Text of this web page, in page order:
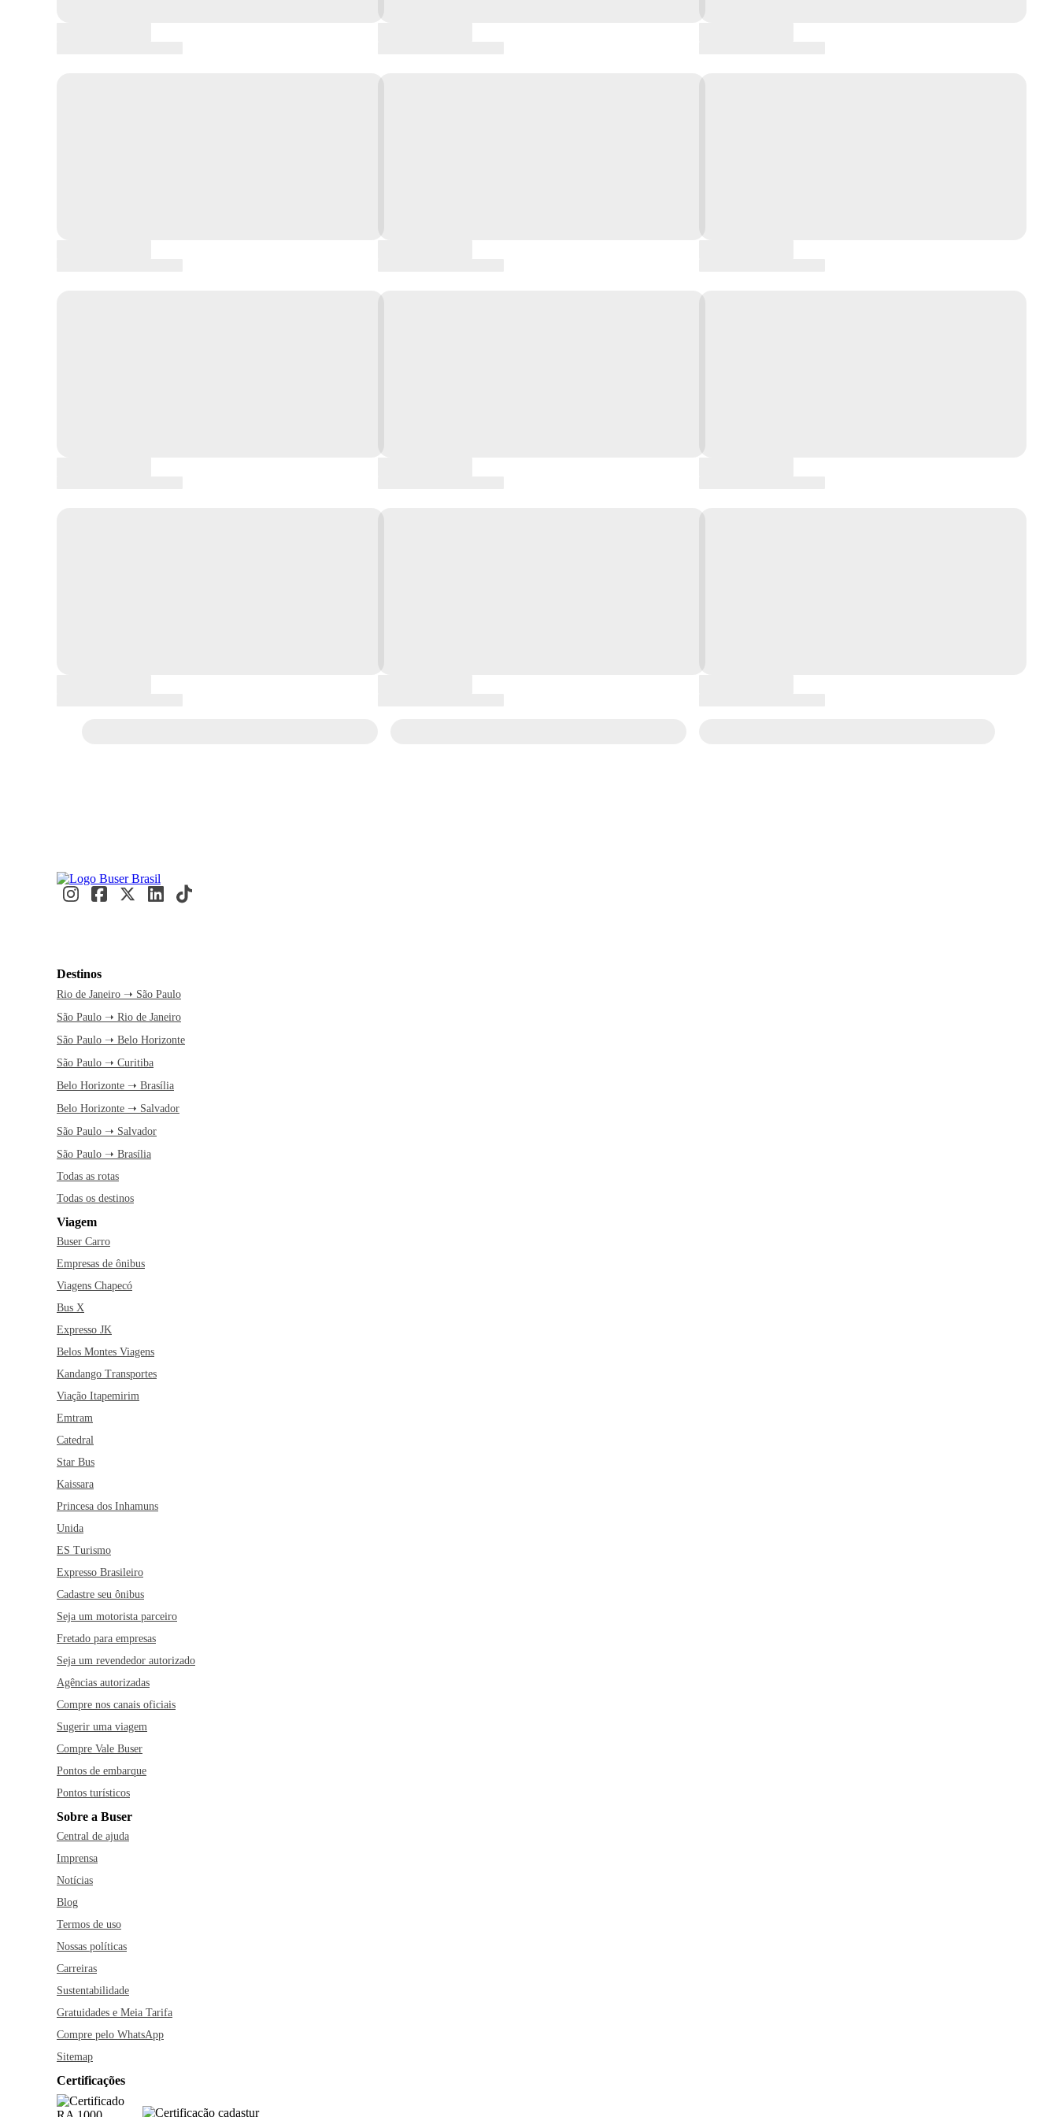
Destinos
Rio de Janeiro ➝ São Paulo
São Paulo ➝ Rio de Janeiro
São Paulo ➝ Belo Horizonte
São Paulo ➝ Curitiba
Belo Horizonte ➝ Brasília
Belo Horizonte ➝ Salvador
São Paulo ➝ Salvador
São Paulo ➝ Brasília
Todas as rotas
Todas os destinos
Viagem
Buser Carro
Empresas de ônibus
Viagens Chapecó
Bus X
Expresso JK
Belos Montes Viagens
Kandango Transportes
Viação Itapemirim
Emtram
Catedral
Star Bus
Kaissara
Princesa dos Inhamuns
Unida
ES Turismo
Expresso Brasileiro
Cadastre seu ônibus
Seja um motorista parceiro
Fretado para empresas
Seja um revendedor autorizado
Agências autorizadas
Compre nos canais oficiais
Sugerir uma viagem
Compre Vale Buser
Pontos de embarque
Pontos turísticos
Sobre a Buser
Central de ajuda
Imprensa
Notícias
Blog
Termos de uso
Nossas políticas
Carreiras
Sustentabilidade
Gratuidades e Meia Tarifa
Compre pelo WhatsApp
Sitemap
Certificações